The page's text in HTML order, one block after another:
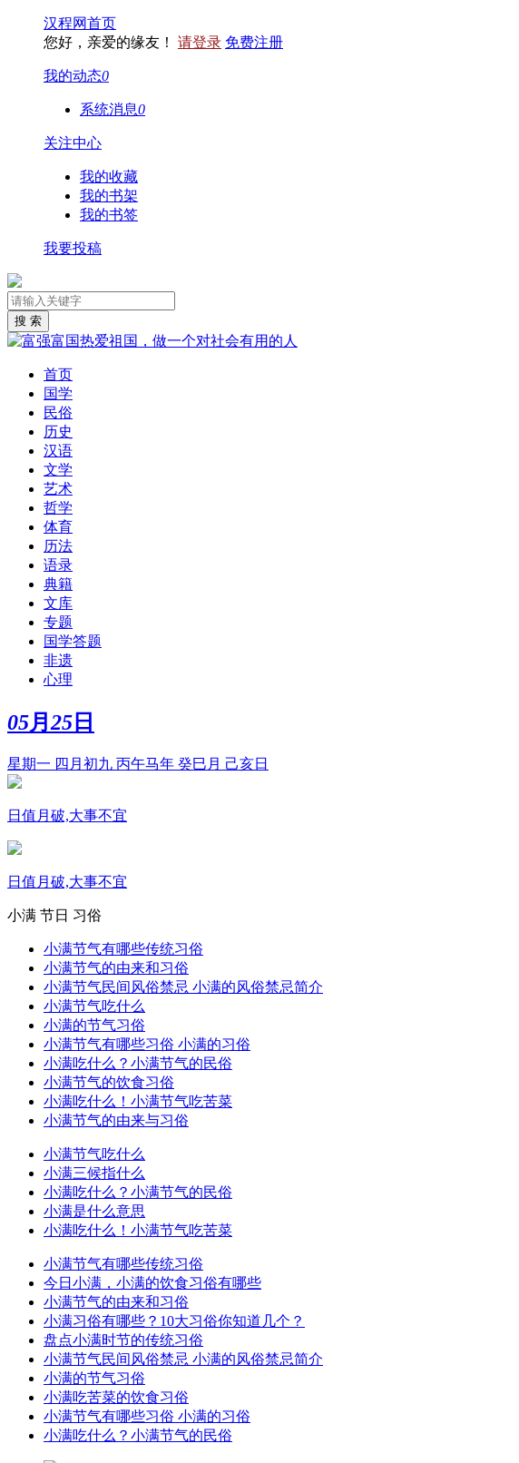
汉程网首页
您好，亲爱的缘友！ 请登录 免费注册
我的动态0
系统消息0
关注中心
我的收藏
我的书架
我的书签
我要投稿
首页
国学
民俗
历史
汉语
文学
艺术
哲学
体育
历法
语录
典籍
文库
专题
国学答题
非遗
心理
05月 25 日
星期一 四月初九 丙午马年 癸巳月 己亥日
日值月破,大事不宜
日值月破,大事不宜
小满 节日 习俗
小满节气有哪些传统习俗
小满节气的由来和习俗
小满节气民间风俗禁忌 小满的风俗禁忌简介
小满节气吃什么
小满的节气习俗
小满节气有哪些习俗 小满的习俗
小满吃什么？小满节气的民俗
小满节气的饮食习俗
小满吃什么！小满节气吃苦菜
小满节气的由来与习俗
小满节气吃什么
小满三候指什么
小满吃什么？小满节气的民俗
小满是什么意思
小满吃什么！小满节气吃苦菜
小满节气有哪些传统习俗
今日小满，小满的饮食习俗有哪些
小满节气的由来和习俗
小满习俗有哪些？10大习俗你知道几个？
盘点小满时节的传统习俗
小满节气民间风俗禁忌 小满的风俗禁忌简介
小满的节气习俗
小满吃苦菜的饮食习俗
小满节气有哪些习俗 小满的习俗
小满吃什么？小满节气的民俗